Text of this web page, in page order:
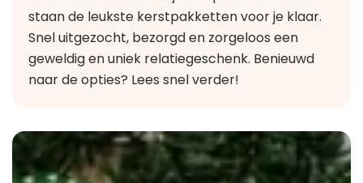
staan de leukste kerstpakketten voor je klaar.
Snel uitgezocht, bezorgd en zorgeloos een
geweldig en uniek relatiegeschenk. Benieuwd
naar de opties? Lees snel verder!